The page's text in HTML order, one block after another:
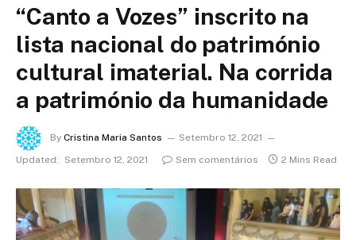
“Canto a Vozes” inscrito na
lista nacional do património
cultural imaterial. Na corrida
a património da humanidade
By Cristina Maria Santos
Setembro 12, 2021
Updated:
Setembro 12, 2021 Sem comentários 2 Mins Read